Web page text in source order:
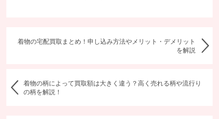
着物の宅配買取まとめ！申し込み方法やメリット・デメリット
を解説
着物の柄によって買取額は大きく違う？高く売れる柄や流行り
の柄を解説！